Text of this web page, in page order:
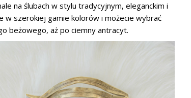
na ślubach w stylu tradycyjnym, eleganckim i
w szerokiej gamie kolorów i możecie wybrać
beżowego, aż po ciemny antracyt.